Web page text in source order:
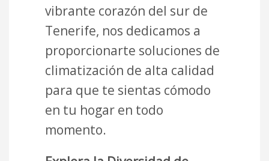
vibrante corazón del sur de
Tenerife, nos dedicamos a
proporcionarte soluciones de
climatización de alta calidad
para que te sientas cómodo
en tu hogar en todo
momento.